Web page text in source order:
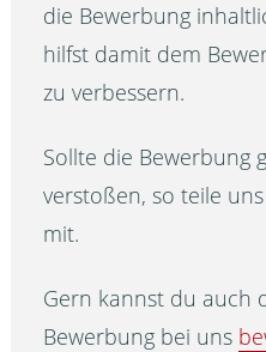
die Bewerbung
hilfst damit dem
zu verbessern.
Sollte die Bewerbung
verstoßen, so teile
mit.
Gern kannst du auch
Bewerbung bei uns